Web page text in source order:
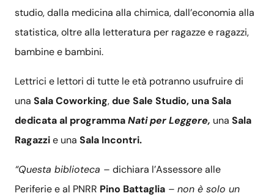
studio, dalla medicina alla chimica, dall’economia alla
statistica, oltre alla letteratura per ragazze e ragazzi,
bambine e bambini.
Lettrici e lettori di tutte le età potranno usufruire di
una Sala Coworking,due Sale Studio, una Sala
dedicata al programmaNati per Leggere, una Sala
Ragazzie una Sala Incontri.
“Questa biblioteca – dichiara l’Assessore alle
Periferie e al PNRR Pino Battaglia – non è solo un